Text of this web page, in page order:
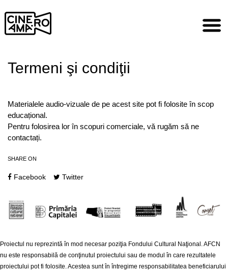
Skip
content
Termeni şi condiţii
Materialele audio-vizuale de pe acest site pot fi folosite în scop
educațional.
Pentru folosirea lor în scopuri comerciale, vă rugăm să ne
contactați.
SHARE ON
Facebook Twitter
Proiectul nu reprezintă în mod necesar poziţia Fondului Cultural Naţional. AFCN
nu este responsabilă de conţinutul proiectului sau de modul în care rezultatele
proiectului pot fi folosite. Acestea sunt în întregime responsabilitatea beneficiarului